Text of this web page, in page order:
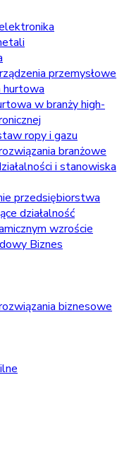
przemysłowe
hurtowa
w branży high-
ropy i gazu
branżowe
i stanowiska
przedsiębiorstwa
działalność
wzroście
Biznes
biznesowe